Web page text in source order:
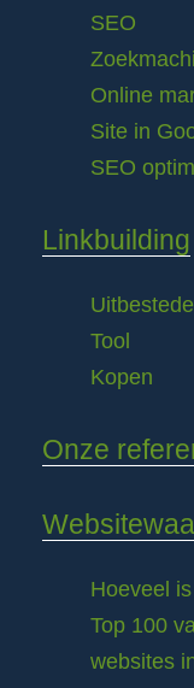
SEO
Online
Site in
SEO
Linkbuilding
Tool
Kopen
Onze
Hoeveel
Top 100
websites